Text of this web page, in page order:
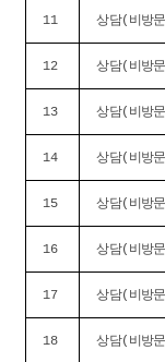
11 상담(비방
12 상담(비방
13 상담(비방
14 상담(비방
15 상담(비방
16 상담(비방
17 상담(비방
18 상담(비방